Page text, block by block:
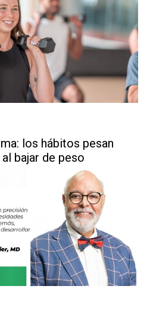
los hábitos pesan
bajar de peso